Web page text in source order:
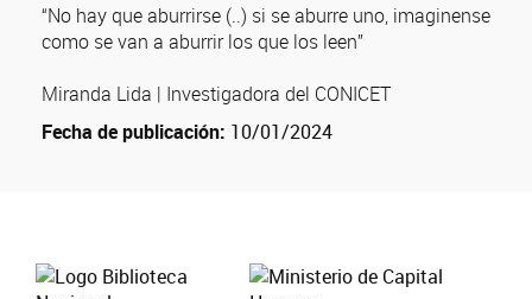
“No hay que aburrirse (..) si se aburre uno, imaginense
como se van a aburrir los que los leen”
Miranda Lida | Investigadora del CONICET
Fecha de publicación: 10/01/2024